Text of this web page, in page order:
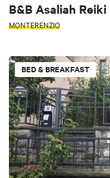
B&B Asaliah Reiki
MONTERENZIO
BED & BREAKFAST